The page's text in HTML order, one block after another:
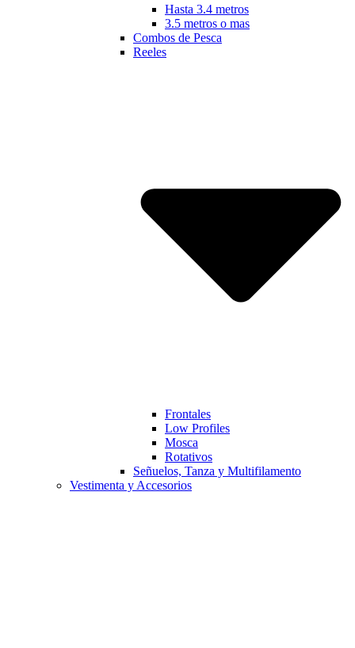
Hasta 3.4 metros
3.5 metros o mas
Combos de Pesca
Reeles
Frontales
Low Profiles
Mosca
Rotativos
Señuelos, Tanza y Multifilamento
Vestimenta y Accesorios